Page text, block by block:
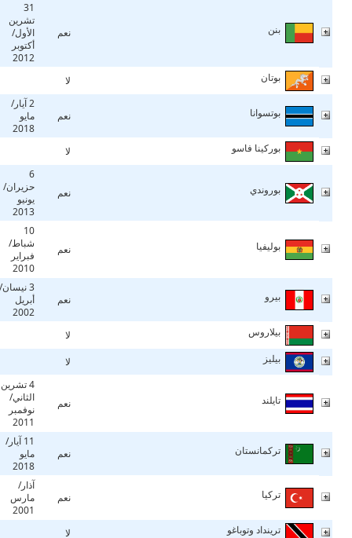
بنن نعم
31
تشرين
الأول/
أكتوبر
2012
بوتان
بوتسوانا نعم
2 آيار/
مايو
2018
بوركينا فاسو
بوروندي نعم
حزيران/
يونيو
2013
بوليفيا نعم
10
شباط/
فبراير
2010
بيرو نعم
3 نيسان/
أبريل
2002
بيلاروس
بيليز
تايلند نعم
4 تشرين
الثاني/
نوفمبر
2011
تركمانستان نعم
11 آيار/
مايو
2018
تركيا نعم
آذار/
مارس
2001
ترينداد وتوباغو